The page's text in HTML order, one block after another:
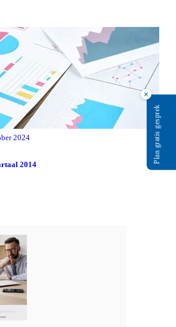
2024
2014
×
Plan gratis gesprek